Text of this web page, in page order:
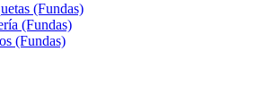
(Fundas)
(Fundas)
(Fundas)